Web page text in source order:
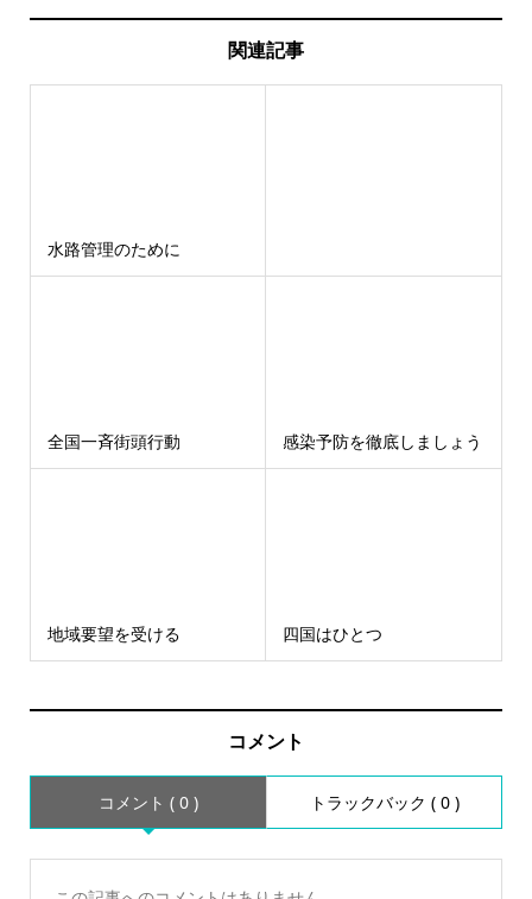
関連記事
水路管理のために
全国一斉街頭行動 感染予防を徹底しましょう
地域要望を受ける 四国はひとつ
コメント
コメント ( 0 ) トラックバック ( 0 )